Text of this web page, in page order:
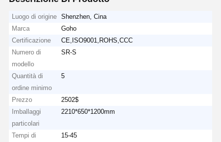
Luogo di origine
Shenzhen, Cina
Marca
Goho
Certificazione
CE,ISO9001,ROHS,CCC
Numero di
modello
SR-S
Quantità di
ordine minimo
5
Prezzo
2502$
Imballaggi
particolari
2210*650*1200mm
Tempi di
15-45